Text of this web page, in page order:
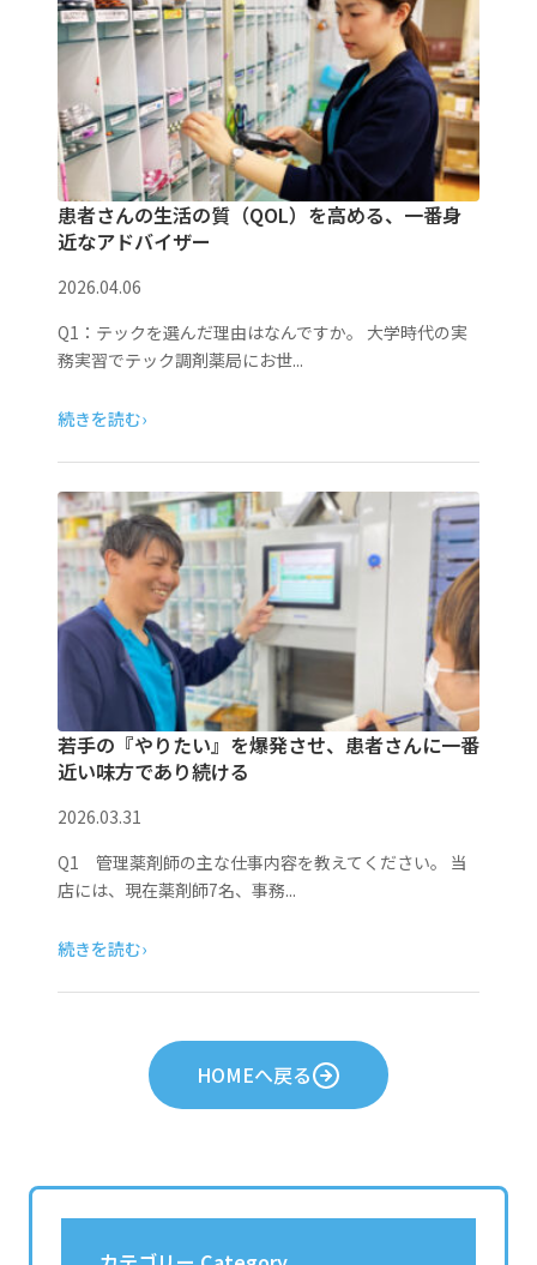
患者さんの生活の質（QOL）を高める、一番身
近なアドバイザー
2026.04.06
Q1：テックを選んだ理由はなんですか。 大学時代の実
務実習でテック調剤薬局にお世...
続きを読む›
若手の『やりたい』を爆発させ、患者さんに一番
近い味方であり続ける
2026.03.31
Q1 管理薬剤師の主な仕事内容を教えてください。 当
店には、現在薬剤師7名、事務...
続きを読む›
HOMEへ戻る